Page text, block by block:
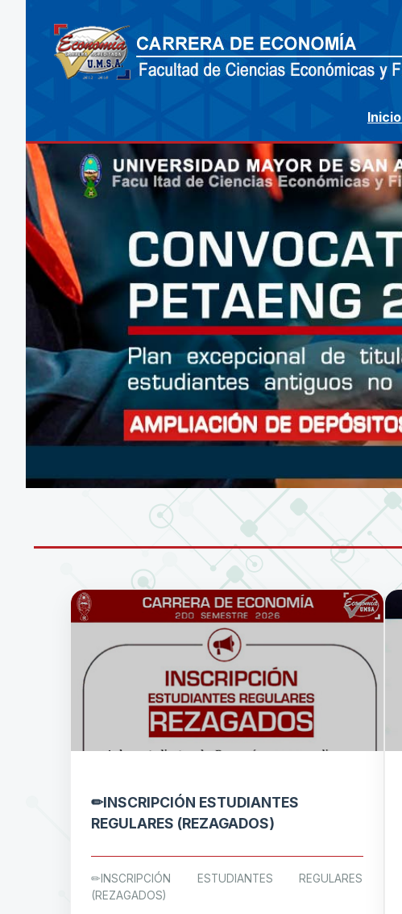
Inicio
CONÉCTATE A LA RED WIFI DE LA UMSA
✏INSCRIPCIÓN ESTUDIANTES
REGULARES (REZAGADOS)
✏INSCRIPCIÓN ESTUDIANTES REGULARES
(REZAGADOS)